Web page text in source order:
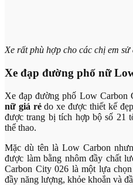
Xe rất phù hợp cho các chị em
Xe đạp đường phố nữ
Xe đạp đường phố Low Carbon
nữ giá rẻdo xe được thiết kế
được trang bị tích hợp bộ số 21
thể thao.
Mặc dù tên là Low Carbon
được làm bằng nhôm đầy chất
Carbon City 026 là một lựa
đầy năng lượng, khỏe khoắn và